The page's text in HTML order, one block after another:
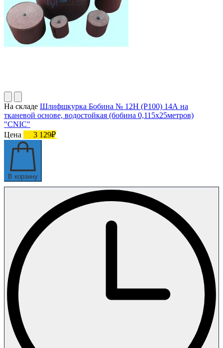
На складе Шлифшкурка Бобина № 12Н (P100) 14А на
тканевой основе, водостойкая (бобина 0,115х25метров)
"CNIC"
Цена
3 129₽
В корзину